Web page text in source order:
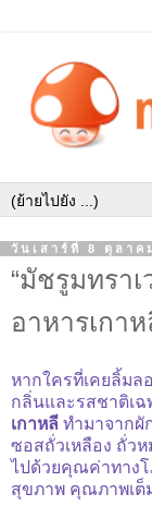
วันเสาร์ที่ 8 ตุลาค
“มัชรูมทรา
อาหารเกาห
หากใครที่เคยลิ้มล
กลิ่นและรสชาติเฉ
เกาหลี ทำมาจากผั
ซอสถั่วเหลือง ถั่ว
ไปด้วยคุณค่าทาง
สุขภาพ คุณภาพเต็